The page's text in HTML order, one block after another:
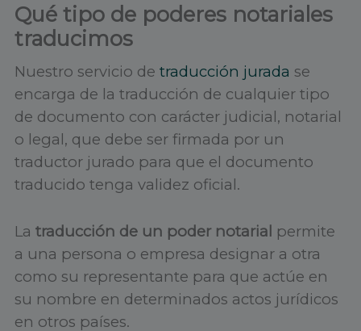
Qué tipo de poderes notariales
traducimos
Nuestro servicio detraducción jurada se
encarga de la traducción de cualquier tipo
de documento con carácter judicial, notarial
o legal, que debe ser firmada por un
traductor jurado para que el documento
traducido tenga validez oficial.
Latraducción de un poder notarial permite
a una persona o empresa designar a otra
como su representante para que actúe en
su nombre en determinados actos jurídicos
en otros países.